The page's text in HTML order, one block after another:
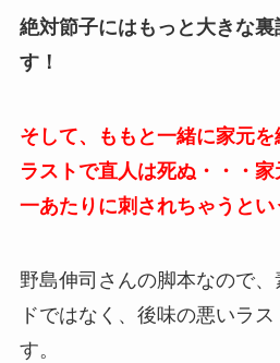
絶対節子にはもっと大きな
す！
そして、ももと一緒に家元を
ラストで直人は死ぬ・・・
一あたりに刺されちゃうと
野島伸司さんの脚本なので
ドではなく、後味の悪いラ
す。